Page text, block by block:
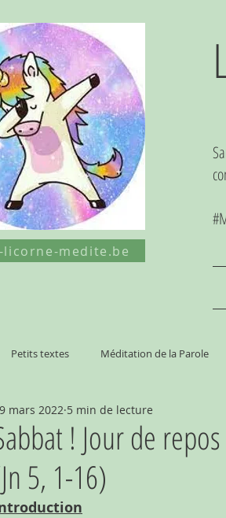
licorne-medite.be
Petits textes Méditation de la Parole
! Jour de
5, 1-16)
mars 2022 5 min de lecture